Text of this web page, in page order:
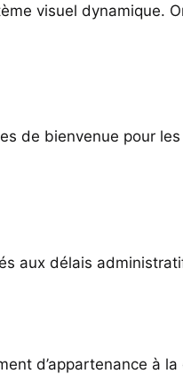
visuel dynamique.
de bienvenue pour
aux délais
d’appartenance à la